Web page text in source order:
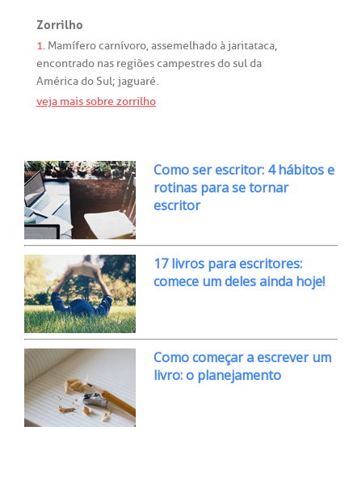
Zorrilho
1. Mamíferocarnívoro,assemelhadoàjaritataca,
encontrado nas regiõescampestresdosulda
AméricadoSul; jaguaré.
veja mais sobre zorrilho
Como ser escritor: 4 hábitos e
rotinas para se tornar
escritor
17 livros para escritores:
comece um deles ainda hoje!
Como começar a escrever um
livro: o planejamento